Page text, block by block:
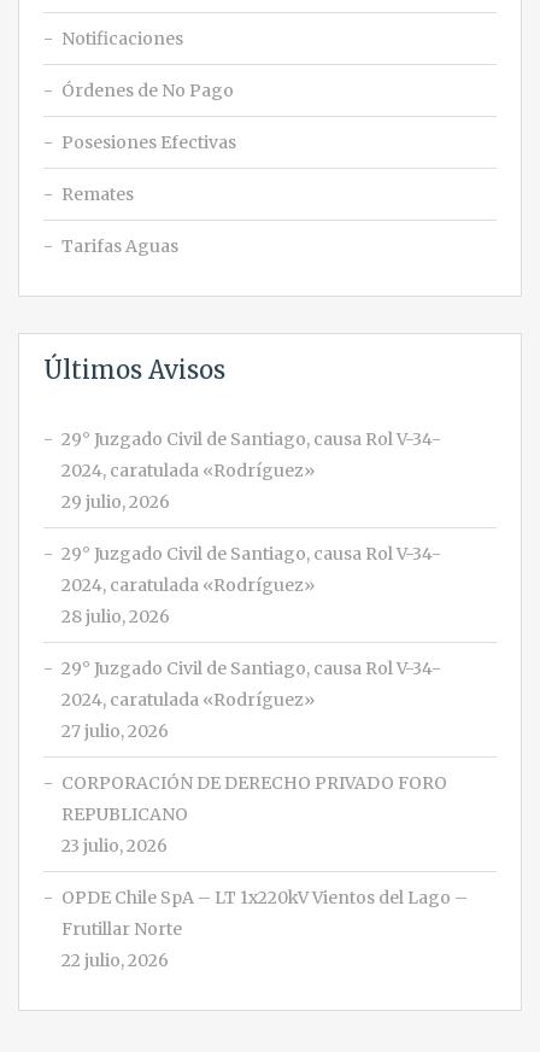
Notificaciones
Órdenes de No Pago
Posesiones Efectivas
Remates
Tarifas Aguas
Últimos Avisos
29° Juzgado Civil de Santiago, causa Rol V-34-
2024, caratulada «Rodríguez»
29 julio, 2026
29° Juzgado Civil de Santiago, causa Rol V-34-
2024, caratulada «Rodríguez»
28 julio, 2026
29° Juzgado Civil de Santiago, causa Rol V-34-
2024, caratulada «Rodríguez»
27 julio, 2026
CORPORACIÓN DE DERECHO PRIVADO FORO
REPUBLICANO
23 julio, 2026
OPDE Chile SpA – LT 1x220kV Vientos del Lago –
Frutillar Norte
22 julio, 2026